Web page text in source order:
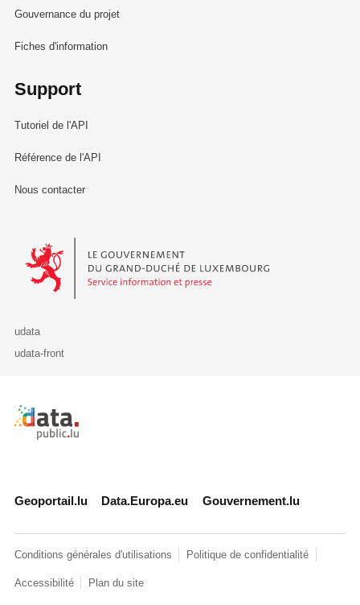
Gouvernance du projet
Fiches d'information
Support
Tutoriel de l'API
Référence de l'API
Nous contacter
Le Gouvernement du Grand-Duché de Luxembourg - Service
udata
udata-front
Retour à l'accueil de data.public.lu
Geoportail.lu Data.Europa.eu Gouvernement.lu
Conditions générales d'utilisations Politique de confidentialité
Accessibilité Plan du site